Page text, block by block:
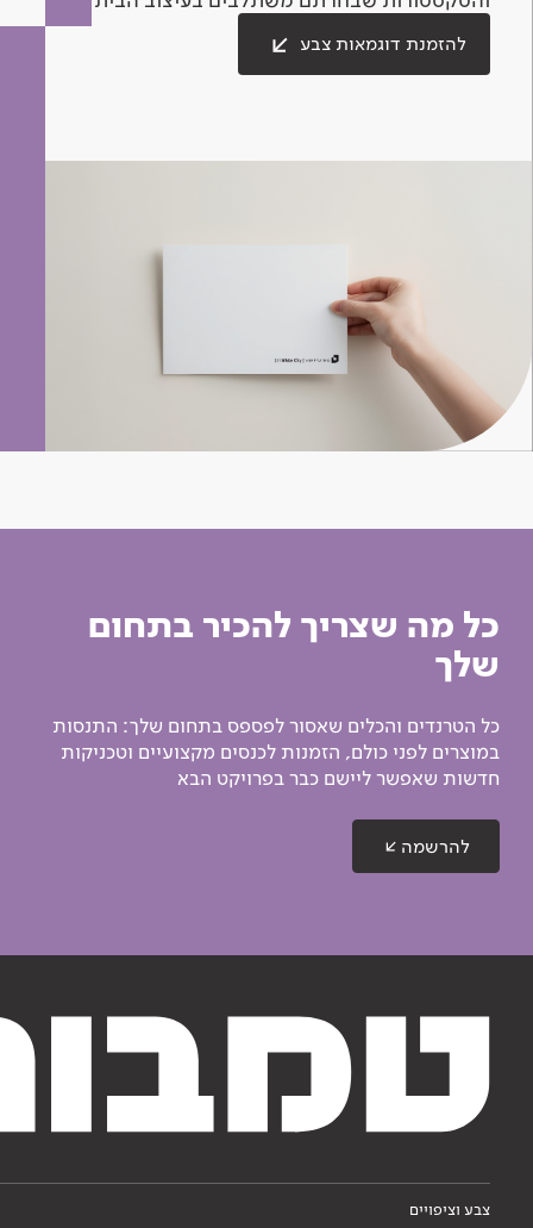
להזמנת דוגמאות צבע
כל מה שצריך להכיר בתחום
שלך
כל הטרנדים והכלים שאסור לפספס בתחום שלך: התנסות
במוצרים לפני כולם, הזמנות לכנסים מקצועיים וטכניקות
חדשות שאפשר ליישם כבר בפרויקט הבא
להרשמה
צבע וציפויים